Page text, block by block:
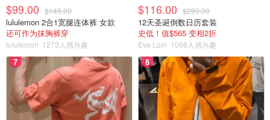
$99.00 $148.00
lululemon 2合1宽腿连体裤 女款
还可作为抹胸裤穿
lululemon 1273人感兴趣
$116.00 $290.00
12天圣诞倒数日历套装
史低！值$565 变相2折
Eve Lom 1066人感兴趣
7 8